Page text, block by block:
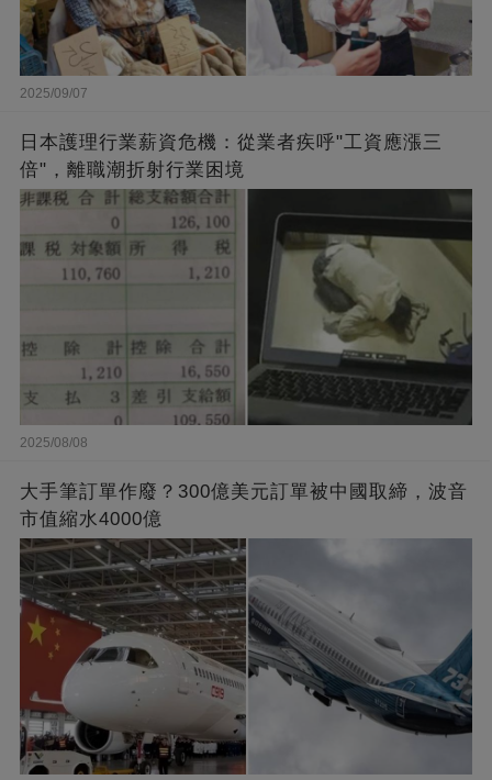
2025/09/07
日本護理行業薪資危機：從業者疾呼"工資應漲三
倍"，離職潮折射行業困境
2025/08/08
大手筆訂單作廢？300億美元訂單被中國取締，波音
市值縮水4000億